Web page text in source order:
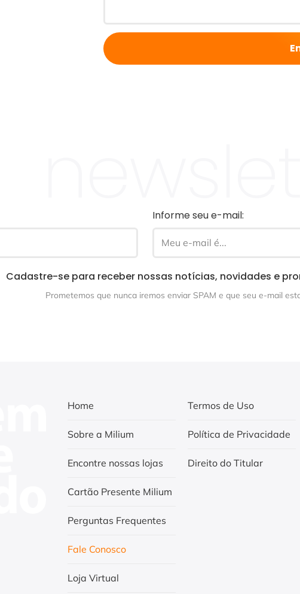
Informe seu e-mail:
Cadastre-se para receber nossas notícias, novidades e
Prometemos que nunca iremos enviar SPAM e que seu e-mail
Home
Sobre a Milium
Encontre nossas lojas
Cartão Presente Milium
Perguntas Frequentes
Fale Conosco
Loja Virtual
Termos de Uso
Política de Privacidade
Direito do Titular